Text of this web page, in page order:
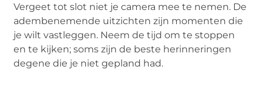
Vergeet tot slot niet je camera mee te nemen. De
adembenemende uitzichten zijn momenten die
je wilt vastleggen. Neem de tijd om te stoppen
en te kijken; soms zijn de beste herinneringen
degene die je niet gepland had.